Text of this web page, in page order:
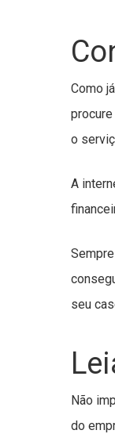
Como
o
A
seu
Não
do